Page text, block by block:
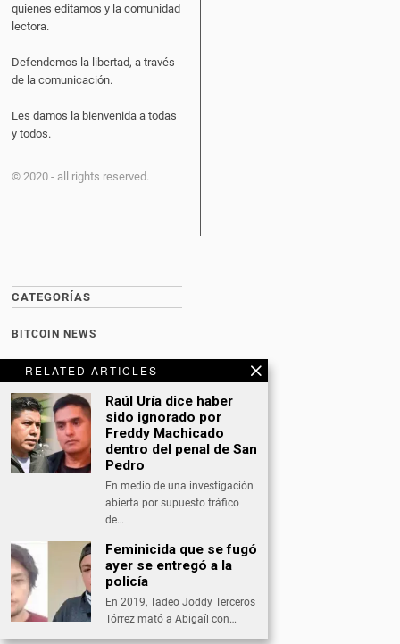
RELATED ARTICLES
Raúl Uría dice haber
sido ignorado por
Freddy Machicado
dentro del penal de San
Pedro
En medio de una investigación
abierta por supuesto tráfico
de…
Feminicida que se fugó
ayer se entregó a la
policía
En 2019, Tadeo Joddy Terceros
Tórrez mató a Abigaíl con…
quienes editamos y la comunidad
lectora.
Defendemos la libertad, a través
de la comunicación.
Les damos la bienvenida a todas
y todos.
© 2020 - all rights reserved.
CATEGORÍAS
BITCOIN NEWS
DATING
DEPORTES
ECONOMÍA
INTERNACIONAL
OPINIÓN
SALUD
TECNOLOGÍA